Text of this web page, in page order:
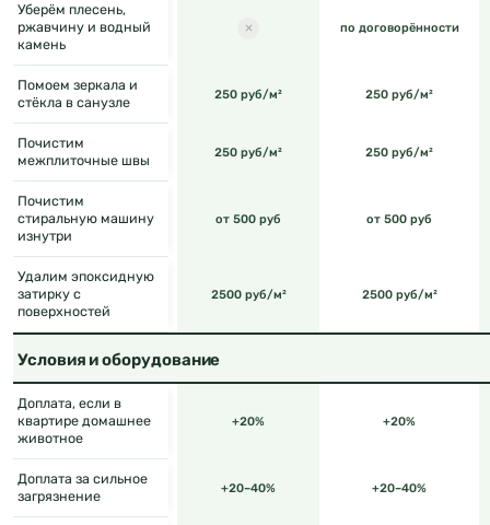
Уберём плесень,
ржавчину и водный
камень
по договорённости
Помоем зеркала и
стёкла в санузле
250 руб/м² 250 руб/м²
Почистим
межплиточные швы
250 руб/м² 250 руб/м²
Почистим
стиральную машину
изнутри
от 500 руб от 500 руб
Удалим эпоксидную
затирку с
поверхностей
2500 руб/м² 2500 руб/м²
Условия и оборудование
Доплата, если в
квартире домашнее
животное
+20% +20%
Доплата за сильное
загрязнение
+20–40% +20–40%